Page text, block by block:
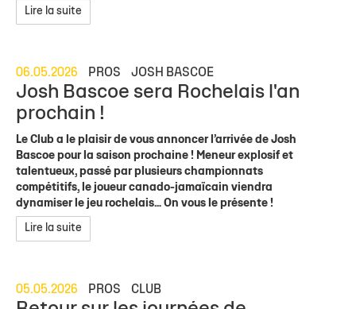
Lire la suite
06.05.2026 PROS JOSH BASCOE
Josh Bascoe sera Rochelais l'an
prochain !
Le Club a le plaisir de vous annoncer l’arrivée de Josh
Bascoe pour la saison prochaine ! Meneur explosif et
talentueux, passé par plusieurs championnats
compétitifs, le joueur canado-jamaïcain viendra
dynamiser le jeu rochelais… On vous le présente !
Lire la suite
05.05.2026 PROS CLUB